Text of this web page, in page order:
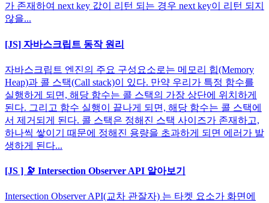
가 존재하여 next key 값이 리턴 되는 경우 next key이 리턴 되지
않을...
[JS] 자바스크립트 동작 원리
자바스크립트 엔진의 주요 구성요소로는 메모리 힙(Memory
Heap)과 콜 스택(Call stack)이 있다. 만약 우리가 특정 함수를
실행하게 되면, 해당 함수는 콜 스택의 가장 상단에 위치하게
된다. 그리고 함수 실행이 끝나게 되면, 해당 함수는 콜 스택에
서 제거되게 된다. 콜 스택은 정해진 스택 사이즈가 존재하고,
하나씩 쌓이기 때문에 정해진 용량을 초과하게 되면 에러가 발
생하게 된다...
[JS ] 🔭 Intersection Observer API 알아보기
Intersection Observer API(교차 관잘자) 는 타켓 요소가 화면에